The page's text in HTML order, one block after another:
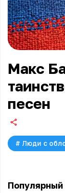
Макс
песен
# Люди с
Популярный